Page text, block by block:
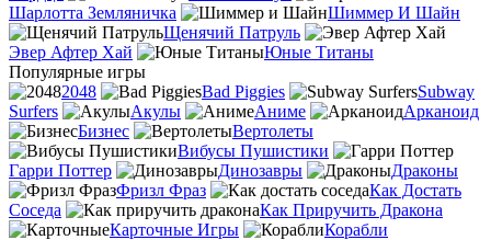
Шарлотта Земляничка
Шиммер И Шайн
Щенячий Патруль
Эвер Афтер Хай
Юные Титаны
Популярные игры
2048
Bad Piggies
Subway
Surfers
Акулы Аниме
Арканоид
Бизнес
Вертолеты
Вибусы Пушистики
Гарри Поттер
Динозавры
Драконы
Фризл Фраз
Как Достать
Соседа
Как Приручить Дракона
Карточные Игры
Корабли